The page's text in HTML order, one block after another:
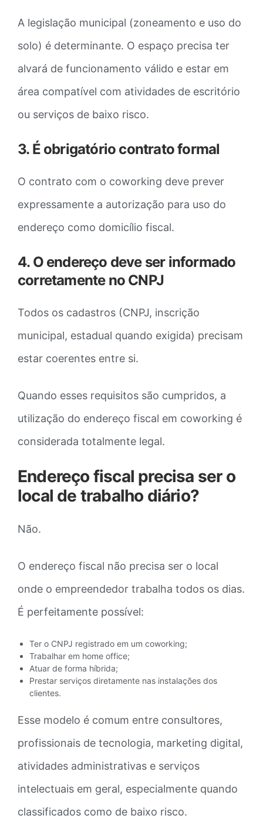
A legislação municipal (zoneamento e uso do
solo) é determinante. O espaço precisa ter
alvará de funcionamento válido e estar em
área compatível com atividades de escritório
ou serviços de baixo risco.
3. É obrigatório contrato formal
O contrato com o coworking deve prever
expressamente a autorização para uso do
endereço como domicílio fiscal.
4. O endereço deve ser informado
corretamente no CNPJ
Todos os cadastros (CNPJ, inscrição
municipal, estadual quando exigida) precisam
estar coerentes entre si.
Quando esses requisitos são cumpridos, a
utilização do endereço fiscal em coworking é
considerada totalmente legal.
Endereço fiscal precisa ser o
local de trabalho diário?
Não.
O endereço fiscal não precisa ser o local
onde o empreendedor trabalha todos os dias.
É perfeitamente possível:
Ter o CNPJ registrado em um coworking;
Trabalhar em home office;
Atuar de forma híbrida;
Prestar serviços diretamente nas instalações dos
clientes.
Esse modelo é comum entre consultores,
profissionais de tecnologia, marketing digital,
atividades administrativas e serviços
intelectuais em geral, especialmente quando
classificados como de baixo risco.